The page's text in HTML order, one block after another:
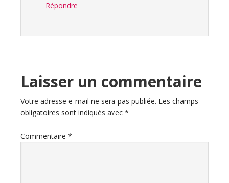
Répondre
Laisser un commentaire
Votre adresse e-mail ne sera pas publiée. Les champs
obligatoires sont indiqués avec *
Commentaire *